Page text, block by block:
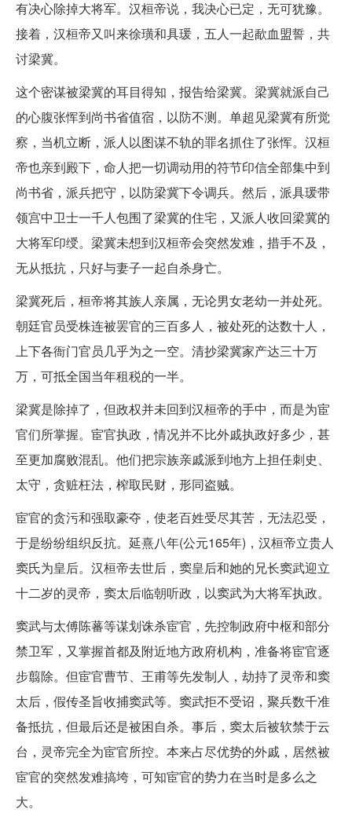
有决心除掉大将军。汉桓帝说，我决心已定，无可犹豫。
接着，汉桓帝又叫来徐璜和具瑗，五人一起歃血盟誓，共
讨梁冀。
这个密谋被梁冀的耳目得知，报告给梁冀。梁冀就派自己
的心腹张恽到尚书省值宿，以防不测。单超见梁冀有所觉
察，当机立断，派人以图谋不轨的罪名抓住了张恽。汉桓
帝也亲到殿下，命人把一切调动用的符节印信全部集中到
尚书省，派兵把守，以防梁冀下令调兵。然后，派具瑗带
领宫中卫士一千人包围了梁冀的住宅，又派人收回梁冀的
大将军印绶。梁冀未想到汉桓帝会突然发难，措手不及，
无从抵抗，只好与妻子一起自杀身亡。
梁冀死后，桓帝将其族人亲属，无论男女老幼一并处死。
朝廷官员受株连被罢官的三百多人，被处死的达数十人，
上下各衙门官员几乎为之一空。清抄梁冀家产达三十万
万，可抵全国当年租税的一半。
梁冀是除掉了，但政权并未回到汉桓帝的手中，而是为宦
官们所掌握。宦官执政，情况并不比外戚执政好多少，甚
至更加腐败混乱。他们把宗族亲戚派到地方上担任刺史、
太守，贪赃枉法，榨取民财，形同盗贼。
宦官的贪污和强取豪夺，使老百姓受尽其苦，无法忍受，
于是纷纷组织反抗。延熹八年(公元165年)，汉桓帝立贵人
窦氏为皇后。汉桓帝去世后，窦皇后和她的兄长窦武迎立
十二岁的灵帝，窦太后临朝听政，以窦武为大将军执政。
窦武与太傅陈蕃等谋划诛杀宦官，先控制政府中枢和部分
禁卫军，又掌握首都及附近地方政府机构，准备将宦官逐
步翦除。但宦官曹节、王甫等先发制人，劫持了灵帝和窦
太后，假传圣旨收捕窦武等。窦武拒不受诏，聚兵数千准
备抵抗，但最后还是被困自杀。事后，窦太后被软禁于云
台，灵帝完全为宦官所控。本来占尽优势的外戚，居然被
宦官的突然发难搞垮，可知宦官的势力在当时是多么之
大。